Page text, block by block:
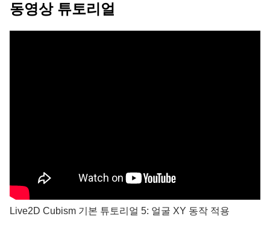
동영상 튜토리얼
Live2D Cubism 기본 튜토리얼 5: 얼굴 XY 동작 적용